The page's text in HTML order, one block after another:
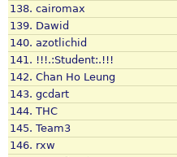
138. cairomax
139. Dawid
140. azotlichid
141. !!!.:Student:.!!!
142. Chan Ho Leung
143. gcdart
144. THC
145. Team3
146. rxw